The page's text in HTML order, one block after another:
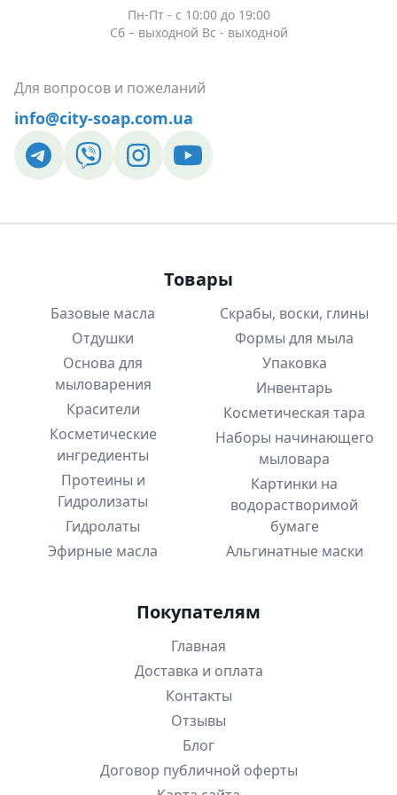
Пн-Пт - c 10:00 до 19:00
Сб – выходной Вс - выходной
Для вопросов и пожеланий
info@city-soap.com.ua
Товары
Базовые масла
Отдушки
Основа для
мыловарения
Красители
Косметические
ингредиенты
Протеины и
Гидролизаты
Гидролаты
Эфирные масла
Скрабы, воски, глины
Формы для мыла
Упаковка
Инвентарь
Косметическая тара
Наборы начинающего
мыловара
Картинки на
водорастворимой
бумаге
Альгинатные маски
Покупателям
Главная
Доставка и оплата
Контакты
Отзывы
Блог
Договор публичной оферты